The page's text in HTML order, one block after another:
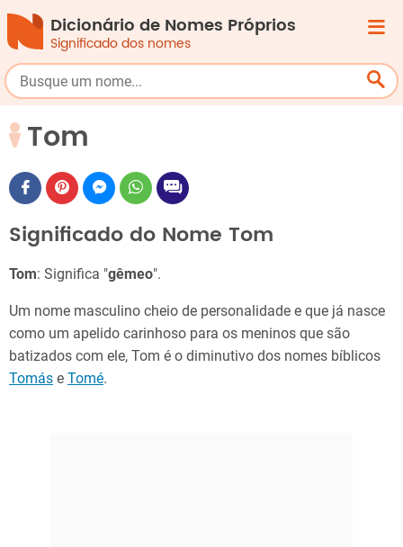
Dicionário de Nomes Próprios
Significado dos nomes
Tom
Significado do Nome Tom
Tom: Significa "gêmeo".
Um nome masculino cheio de personalidade e que já nasce
como um apelido carinhoso para os meninos que são
batizados com ele, Tom é o diminutivo dos nomes bíblicos
Tomás e Tomé.